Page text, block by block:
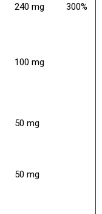
240 mg 300%
100 mg
50 mg
50 mg